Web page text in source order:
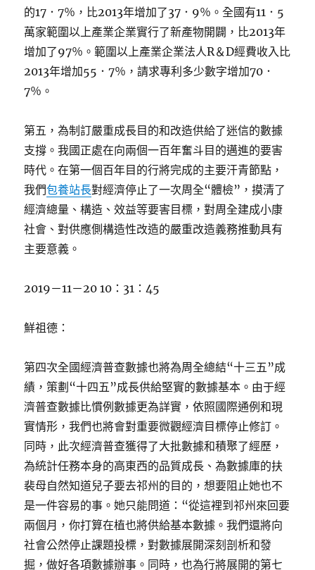
的17．7％，比2013年增加了37．9％。全國有11．5
萬家範圍以上產業企業實行了新產物開闢，比2013年
增加了97％。範圍以上產業企業法人R＆D經費收入比
2013年增加55．7％，請求專利多少數字增加70．
7％。
第五，為制訂嚴重成長目的和改造供給了迷信的數據
支撐。我國正處在向兩個一百年奮斗目的邁進的要害
時代。在第一個百年目的行將完成的主要汗青節點，
我們包養站長對經濟停止了一次周全“體檢”，摸清了
經濟總量、構造、效益等要害目標，對周全建成小康
社會、對供應側構造性改造的嚴重改造義務推動具有
主要意義。
2019－11－20 10：31：45
鮮祖德：
第四次全國經濟普查數據也將為周全總結“十三五”成
績，策劃“十四五”成長供給堅實的數據基本。由于經
濟普查數據比慣例數據更為詳實，依照國際通例和現
實情形，我們也將會對重要微觀經濟目標停止修訂。
同時，此次經濟普查獲得了大批數據和積聚了經歷，
為統計任務本身的高東西的品質成長、為數據庫的扶
裴母自然知道兒子要去祁州的目的，想要阻止她也不
是一件容易的事。她只能問道：“從這裡到祁州來回要
兩個月，你打算在植也將供給基本數據。我們還將向
社會公然停止課題投標，對數據展開深刻剖析和發
掘，做好各項數據辦事。同時，也為行將展開的第七